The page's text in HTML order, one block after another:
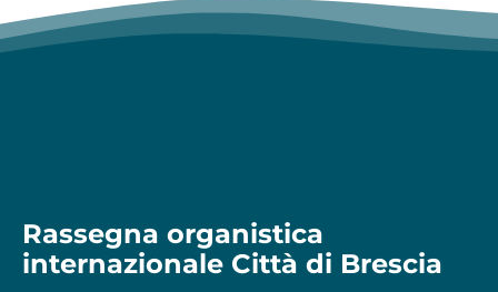
Rassegna organistica
internazionale Città di Brescia